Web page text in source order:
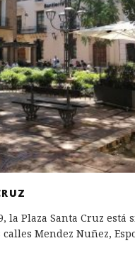
la Plaza Santa Cruz está
Mendez Nuñez,